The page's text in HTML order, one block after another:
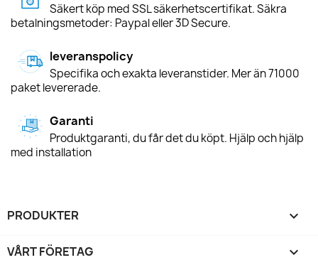
Säkert köp med SSL säkerhetscertifikat. Säkra
betalningsmetoder: Paypal eller 3D Secure.
leveranspolicy
Specifika och exakta leveranstider. Mer än 71000
paket levererade.
Garanti
Produktgaranti, du får det du köpt. Hjälp och hjälp
med installation
PRODUKTER 
VÅRT FÖRETAG 